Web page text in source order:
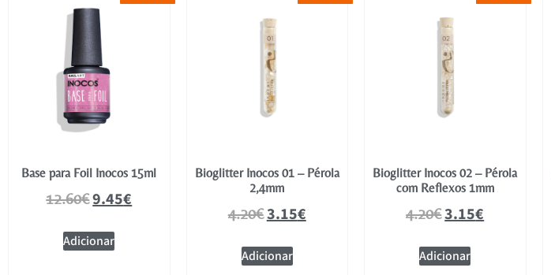
Base para Foil Inocos 15ml
12.60€9.45€
Adicionar
Bioglitter Inocos 01 – Pérola
2,4mm
4.20€3.15€
Adicionar
Bioglitter Inocos 02 – Pérola
com Reflexos 1mm
4.20€3.15€
Adicionar